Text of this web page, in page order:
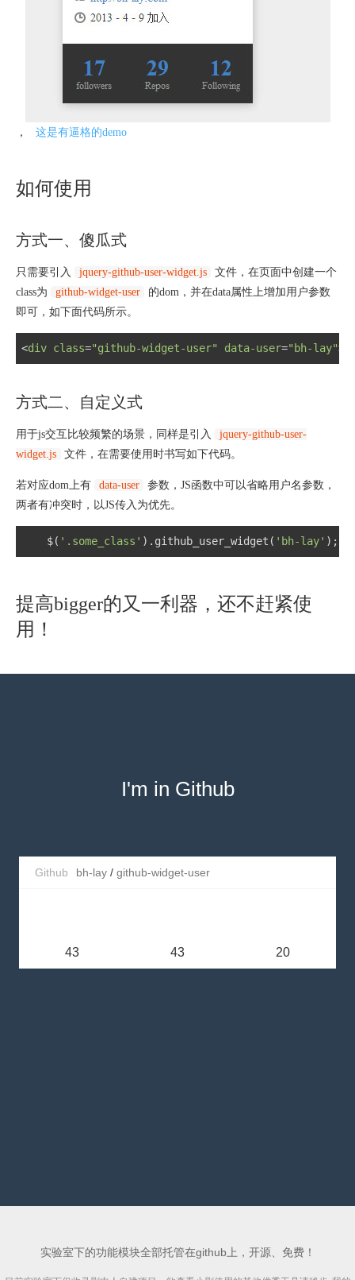
， 这是有逼格的demo
如何使用
方式一、傻瓜式
只需要引入 jquery-github-user-widget.js
文件，在页面中创建一个
class为
github-widget-user
的dom，并在data属性上增加用户参数
即可，如下面代码所示。
<div class="github-widget-user" data-user="bh-lay">
方式二、自定义式
用于js交互比较频繁的场景，同样是引入
jquery-github-user-
widget.js
文件，在需要使用时书写如下代码。
若对应dom上有 data-user
参数，JS函数中可以省略用户名参数，
两者有冲突时，以JS传入为优先。
$( '.some_class' ).github_user_widget( 'bh-lay'
提高bigger的又一利器，还不赶紧使
用！
I'm in Github
Github bh-lay / github-widget-user
43 43 20
实验室下的功能模块全部托管在github上，开源、免费！